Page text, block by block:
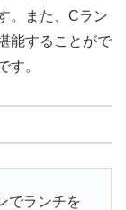
。また、Cラン
能することがで
す。
でランチを